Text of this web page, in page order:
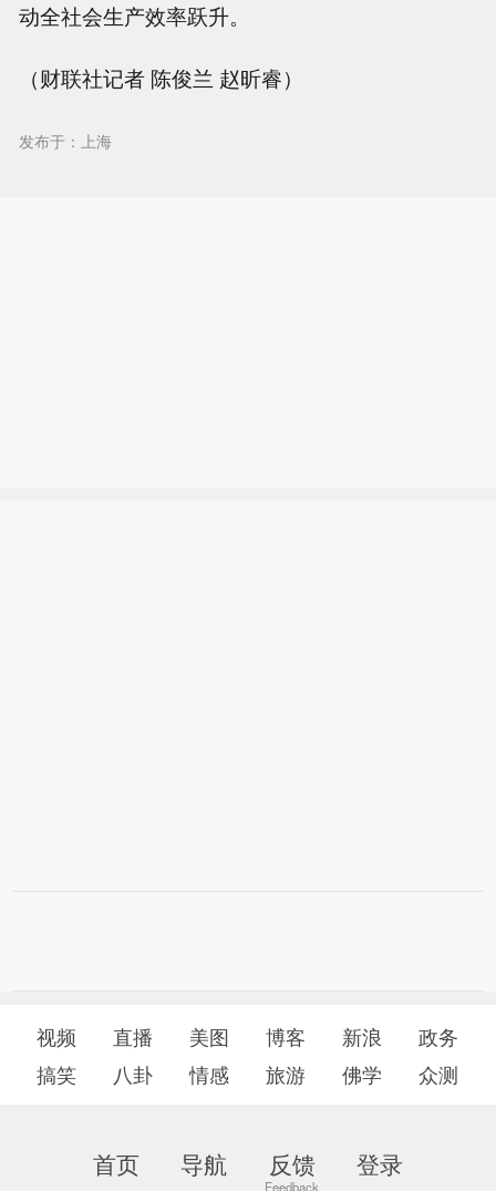
动全社会生产效率跃升。
（财联社记者 陈俊兰 赵昕睿）
发布于：上海
视频 直播 美图 博客 新浪
政务
搞笑
八卦 情感 旅游 佛学 众测
首页 导航 反馈 登录